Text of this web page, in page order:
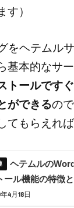
す）
をヘテムル
基本的なサ
トールです
ができるの
てもらえれ
ヘテムルの
ール機能の特徴
4月18日